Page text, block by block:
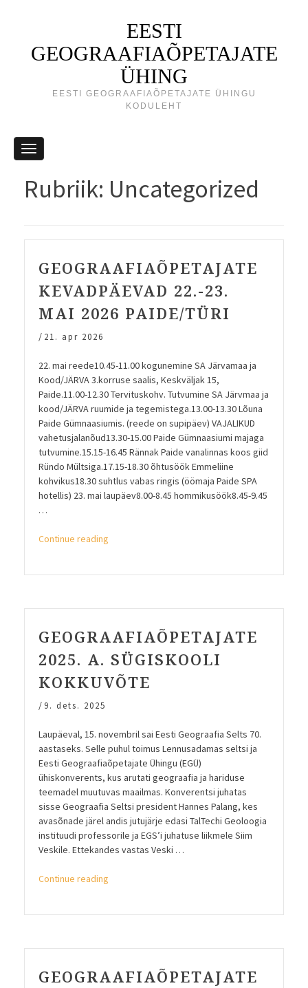
EESTI
GEOGRAAFIAÕPETAJATE
ÜHING
EESTI GEOGRAAFIAÕPETAJATE ÜHINGU
KODULEHT
Rubriik: Uncategorized
GEOGRAAFIAÕPETAJATE
KEVADPÄEVAD 22.-23.
MAI 2026 PAIDE/TÜRI
/ 21. apr 2026
22. mai reede10.45-11.00 kogunemine SA Järvamaa ja
Kood/JÄRVA 3.korruse saalis, Keskväljak 15,
Paide.11.00-12.30 Tervituskohv. Tutvumine SA Järvmaa ja
kood/JÄRVA ruumide ja tegemistega.13.00-13.30 Lõuna
Paide Gümnaasiumis. (reede on supipäev) VAJALIKUD
vahetusjalanõud13.30-15.00 Paide Gümnaasiumi majaga
tutvumine.15.15-16.45 Rännak Paide vanalinnas koos giid
Ründo Mültsiga.17.15-18.30 õhtusöök Emmeliine
kohvikus18.30 suhtlus vabas ringis (öömaja Paide SPA
hotellis) 23. mai laupäev8.00-8.45 hommikusöök8.45-9.45
…
Continue reading
Paide/Türi”
GEOGRAAFIAÕPETAJATE
2025. A. SÜGISKOOLI
KOKKUVÕTE
/ 9. dets. 2025
Laupäeval, 15. novembril sai Eesti Geograafia Selts 70.
aastaseks. Selle puhul toimus Lennusadamas seltsi ja
Eesti Geograafiaõpetajate Ühingu (EGÜ)
ühiskonverents, kus arutati geograafia ja hariduse
teemadel muutuvas maailmas. Konverentsi juhatas
sisse Geograafia Seltsi president Hannes Palang, kes
avasõnade järel andis jutujärje edasi TalTechi Geoloogia
instituudi professorile ja EGS’i juhatuse liikmele Siim
Veskile. Ettekandes vastas Veski …
Continue reading
GEOGRAAFIAÕPETAJATE